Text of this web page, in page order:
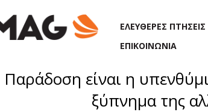
ΕΛΕΥΘΕΡΕΣ ΠΤΗΣΕΙΣ
ΕΠΙΚΟΙΝΩΝΙΑ
Παράδοση είναι η
ξύπνημα της